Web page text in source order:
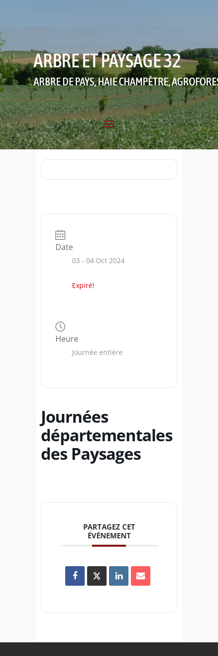
ARBRE ET PAYSAGE 32
ARBRE DE PAYS, HAIE CHAMPÊTRE,
Date
03 - 04 Oct 2024
Expiré!
Heure
Journée entière
Journées
départementales
des Paysages
PARTAGEZ CET
ÉVÉNEMENT